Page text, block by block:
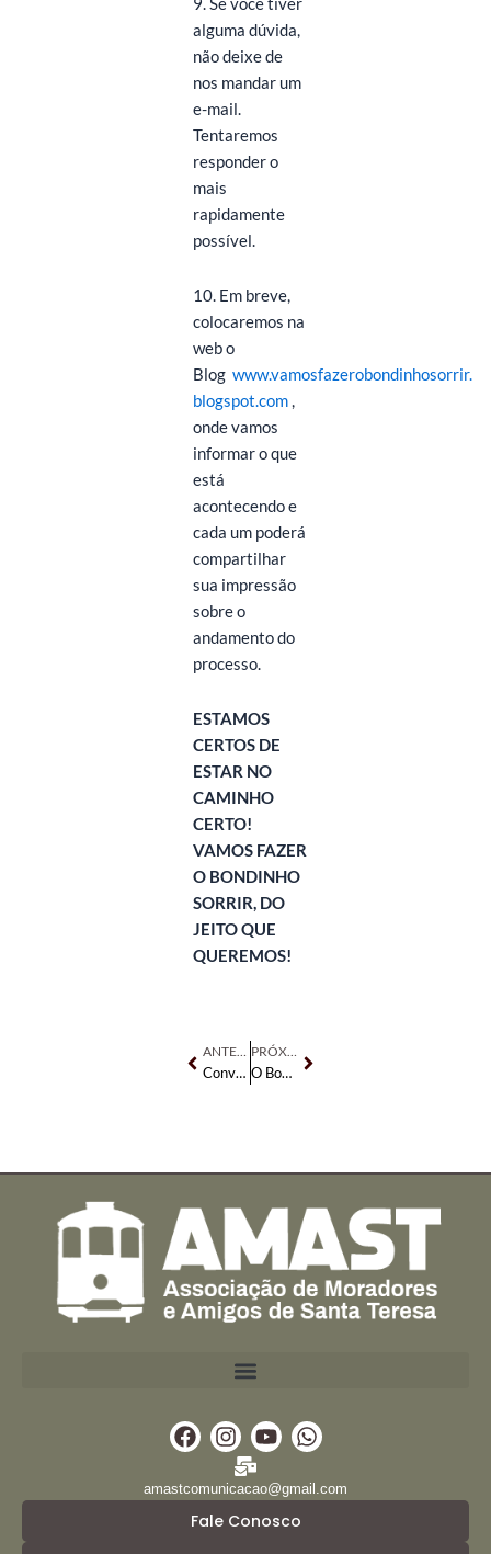
9. Se você tiver
alguma dúvida,
não deixe de
nos mandar um
e-mail.
Tentaremos
responder o
mais
rapidamente
possível.
10. Em breve,
colocaremos na
web o
Blog www.vamosfazerobondinhosorrir.
blogspot.com,
onde vamos
informar o que
está
acontecendo e
cada um poderá
compartilhar
sua impressão
sobre o
andamento do
processo.
ESTAMOS
CERTOS DE
ESTAR NO
CAMINHO
CERTO!
VAMOS FAZER
O BONDINHO
SORRIR, DO
JEITO QUE
QUEREMOS!
Anterior
ANTERIOR
Convocação dos Associados da AMAST para Assembleia Geral Extraordinária O Bonde é Tombado! O que isso significa?
Facebook
Instagram
YoutubeWhatsapp
amastcomunicacao@gmail.com
Fale Conosco